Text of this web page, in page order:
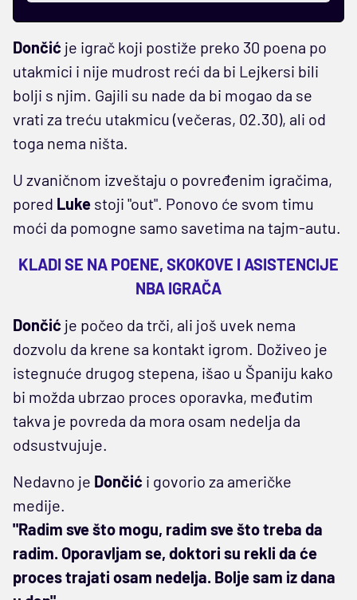
Dončić je igrač koji postiže preko 30 poena po
utakmici i nije mudrost reći da bi Lejkersi bili
bolji s njim. Gajili su nade da bi mogao da se
vrati za treću utakmicu (večeras, 02.30), ali od
toga nema ništa.
U zvaničnom izveštaju o povređenim igračima,
pored Luke stoji "out". Ponovo će svom timu
moći da pomogne samo savetima na tajm-autu.
KLADI SE NA POENE, SKOKOVE I ASISTENCIJE
NBA IGRAČA
Dončić je počeo da trči, ali još uvek nema
dozvolu da krene sa kontakt igrom. Doživeo je
istegnuće drugog stepena, išao u Španiju kako
bi možda ubrzao proces oporavka, međutim
takva je povreda da mora osam nedelja da
odsustvujuje.
Nedavno je Dončić i govorio za američke
medije.
"Radim sve što mogu, radim sve što treba da
radim. Oporavljam se, doktori su rekli da će
proces trajati osam nedelja. Bolje sam iz dana